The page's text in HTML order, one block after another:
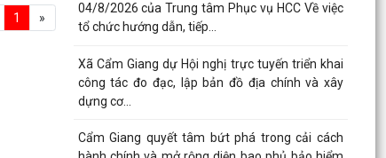
1 »
04/8/2026 của Trung tâm Phục vụ HCC Về việc
tổ chức hướng dẫn, tiếp...
Xã Cẩm Giang dự Hội nghị trực tuyến triển khai
công tác đo đạc, lập bản đồ địa chính và xây
dựng cơ...
Cẩm Giang quyết tâm bứt phá trong cải cách